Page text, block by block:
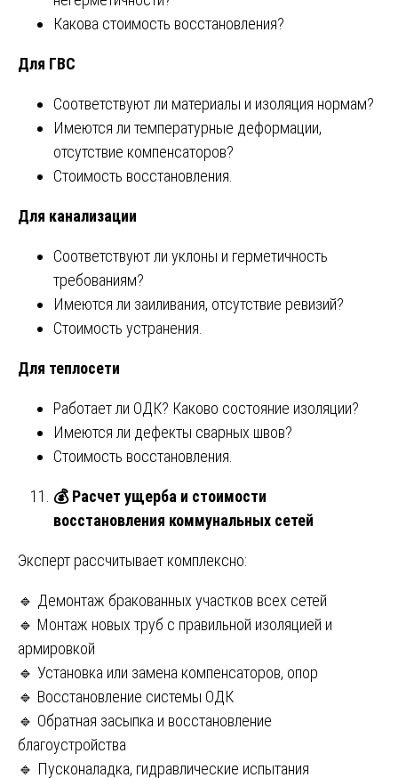
Какова стоимость восстановления?
Для ГВС
Соответствуют ли материалы и изоляция нормам?
Имеются ли температурные деформации,
отсутствие компенсаторов?
Стоимость восстановления.
Для канализации
Соответствуют ли уклоны и герметичность
требованиям?
Имеются ли заиливания, отсутствие ревизий?
Стоимость устранения.
Для теплосети
Работает ли ОДК? Каково состояние изоляции?
Имеются ли дефекты сварных швов?
Стоимость восстановления.
💰Расчет ущерба и стоимости
восстановления коммунальных сетей
Эксперт рассчитывает комплексно:
🔹 Демонтаж бракованных участков всех сетей
🔹 Монтаж новых труб с правильной изоляцией и
армировкой
🔹 Установка или замена компенсаторов, опор
🔹 Восстановление системы ОДК
🔹 Обратная засыпка и восстановление
благоустройства
🔹 Пусконаладка, гидравлические испытания